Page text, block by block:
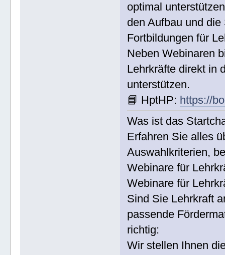
optimal
den Aufbau und
Fortbildungen für
Neben Webinaren
Lehrkräfte direkt in
unterstützen.
📘 HptHP: https://
Was ist das
Erfahren Sie alles
Auswahlkriterien,
Webinare für
Webinare für
Sind Sie Lehrkraft
passende
richtig:
Wir stellen Ihnen